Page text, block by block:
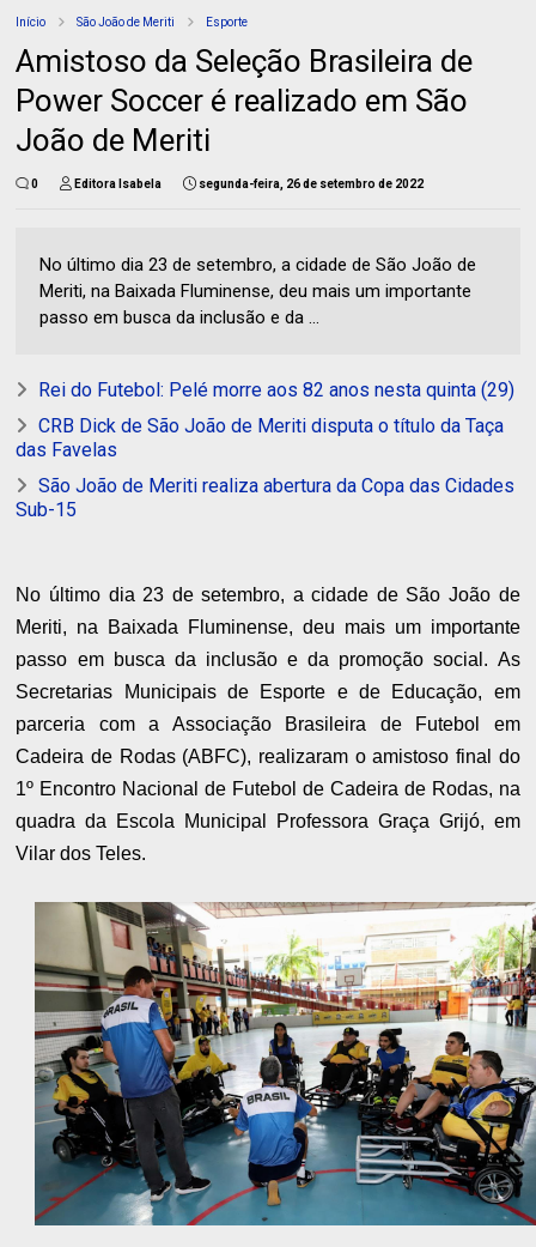
Início São João de Meriti Esporte
Amistoso da Seleção Brasileira de
Power Soccer é realizado em São
João de Meriti
0 Editora Isabela segunda-feira, 26 de setembro de 2022
No último dia 23 de setembro, a cidade de São João de
Meriti, na Baixada Fluminense, deu mais um importante
passo em busca da inclusão e da ...
Rei do Futebol: Pelé morre aos 82 anos nesta quinta (29)
CRB Dick de São João de Meriti disputa o título da Taça
das Favelas
São João de Meriti realiza abertura da Copa das Cidades
Sub-15
No último dia 23 de setembro, a cidade de São João de
Meriti, na Baixada Fluminense, deu mais um importante
passo em busca da inclusão e da promoção social. As
Secretarias Municipais de Esporte e de Educação, em
parceria com a Associação Brasileira de Futebol em
Cadeira de Rodas (ABFC), realizaram o amistoso final do
1º Encontro Nacional de Futebol de Cadeira de Rodas, na
quadra da Escola Municipal Professora Graça Grijó, em
Vilar dos Teles.